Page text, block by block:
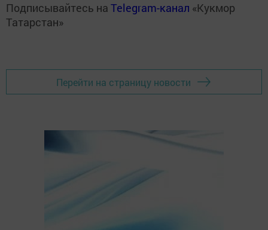
Подписывайтесь на Telegram-канал «Кукмор
Татарстан»
Перейти на страницу новости